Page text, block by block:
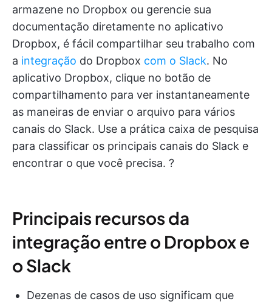
armazene no Dropbox ou gerencie sua
documentação diretamente no aplicativo
Dropbox, é fácil compartilhar seu trabalho com
a integração do Dropbox com o Slack. No
aplicativo Dropbox, clique no botão de
compartilhamento para ver instantaneamente
as maneiras de enviar o arquivo para vários
canais do Slack. Use a prática caixa de pesquisa
para classificar os principais canais do Slack e
encontrar o que você precisa. ?
Principais recursos da
integração entre o Dropbox e
o Slack
Dezenas de casos de uso significam que